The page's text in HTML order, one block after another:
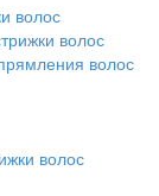
волос
волос
волос
волос